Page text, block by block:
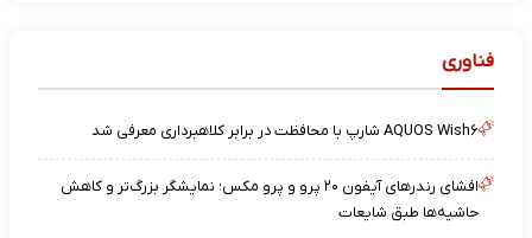
فناوری
AQUOS Wish۶ شارپ با محافظت در برابر کلاهبرداری معرفی شد
افشای رندرهای آیفون ۲۰ پرو و پرو مکس؛ نمایشگر بزرگ‌تر و کاهش
حاشیه‌ها طبق شایعات